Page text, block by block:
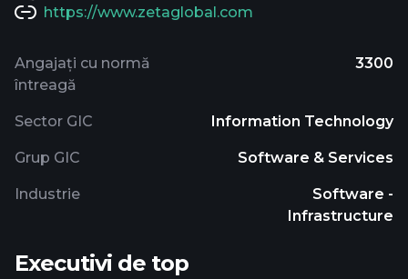
https://www.zetaglobal.com
Angajați cu normă
întreagă
3300
Sector GIC Information Technology
Grup GIC Software & Services
Industrie
Software -
Infrastructure
Executivi de top